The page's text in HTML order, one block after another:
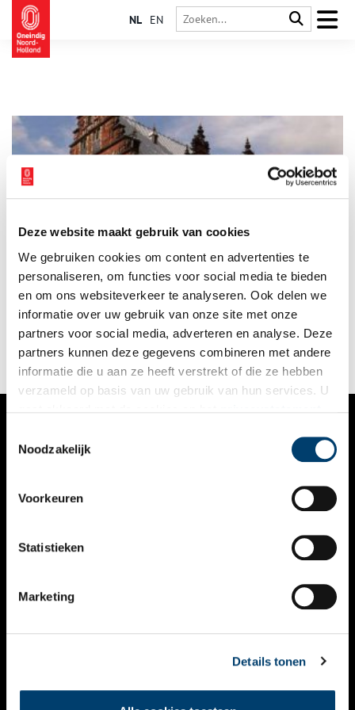
Deze website maakt gebruik van cookies
We gebruiken cookies om content en advertenties te
personaliseren, om functies voor social media te bieden
en om ons websiteverkeer te analyseren. Ook delen we
informatie over uw gebruik van onze site met onze
partners voor social media, adverteren en analyse. Deze
partners kunnen deze gegevens combineren met andere
informatie die u aan ze heeft verstrekt of die ze hebben
verzameld op basis van uw gebruik van hun services. U
Noodzakelijk
Voorkeuren
Statistieken
Marketing
Details tonen
NL EN
Frans Hals geldt als een van de grootste schilders van de
Nederlandse zeventiende eeuw. Bijna zijn hele leven woonde
en werkte hij in Haarlem waar hij zijn beroemde
schuttersstukken en portretten schilderde.
VERHALEN
KALENDER
THEMA’S
VIDEO’S
CONTACT